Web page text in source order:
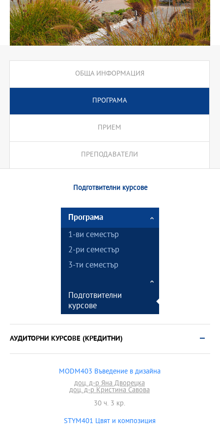
ОБЩА ИНФОРМАЦИЯ
ПРОГРАМА
ПРИЕМ
ПРЕПОДАВАТЕЛИ
Подготвителни курсове
Програма
1-ви семестър
2-ри семестър
3-ти семестър
Подготвителни
курсове
АУДИТОРНИ КУРСОВЕ (КРЕДИТНИ)
MODM403 Въведение в дизайна
доц. д-р Яна Дворецка
доц. д-р Кристина Савова
30 ч. 3 кр.
STYM401 Цвят и композиция